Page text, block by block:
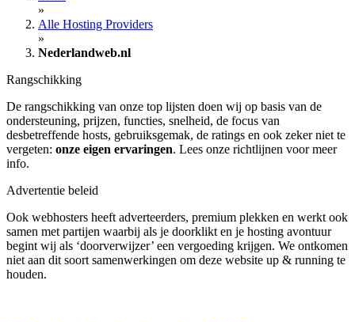
»
Alle Hosting Providers
»
Nederlandweb.nl
Rangschikking
De rangschikking van onze top lijsten doen wij op basis van de
ondersteuning, prijzen, functies, snelheid, de focus van
desbetreffende hosts, gebruiksgemak, de ratings en ook zeker niet te
vergeten: onze eigen ervaringen. Lees onze richtlijnen voor meer
info.
Advertentie beleid
Ook webhosters heeft adverteerders, premium plekken en werkt ook
samen met partijen waarbij als je doorklikt en je hosting avontuur
begint wij als ‘doorverwijzer’ een vergoeding krijgen. We ontkomen
niet aan dit soort samenwerkingen om deze website up & running te
houden.